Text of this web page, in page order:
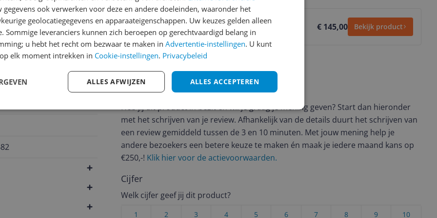
Bedenktijd € 145,00 Bekijk product
Reviews
Er zijn nog geen reviews geschreven
Heb jij dit product in bezit en wil je graag je mening geven? Start dan hieronder
met het schrijven van je review. Afhankelijk van de details duurt het schrijven van
een review gemiddeld tussen de 3 en 10 minuten. Met jouw mening help je
andere bezoekers een betere keuze te maken én maak je iedere maand kans op
€250,-! Klik hier voor de actievoorwaarden.
Cijfer
Welk cijfer geef jij dit product?
10
9
8
7
6
5
4
3
2
1
gegevens ook verwerken voor deze en andere doeleinden, waaronder het
geolocatiegegevens en apparaateigenschappen. Uw keuzes gelden alleen
Sommige leveranciers kunnen zich beroepen op gerechtvaardigd belang in
u hebt het recht om bezwaar te maken in Advertentie-instellingen. U kunt
elk moment intrekken in Cookie-instellingen. Privacybeleid
ALLES ACCEPTEREN
ALLES AFWIJZEN